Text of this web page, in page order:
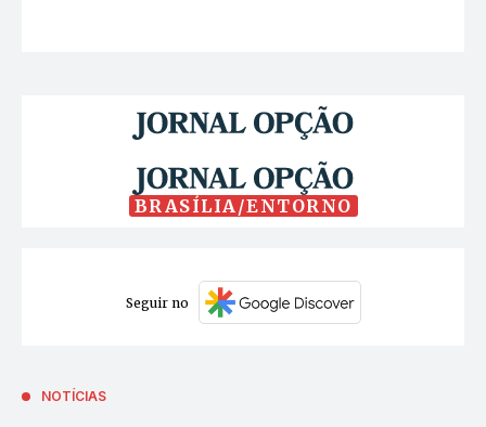
BRASÍLIA/ENTORNO
Seguir no
NOTÍCIAS